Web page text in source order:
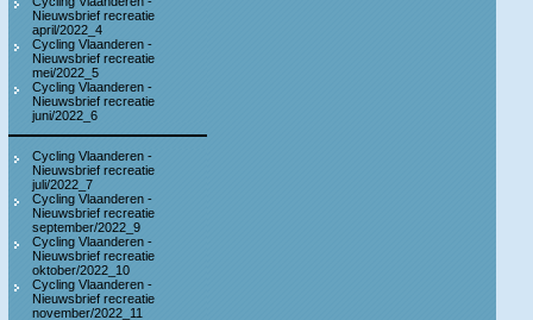
Nieuwsbrief recreatie
april/2022_4
Cycling Vlaanderen -
Nieuwsbrief recreatie
mei/2022_5
Cycling Vlaanderen -
Nieuwsbrief recreatie
juni/2022_6
Cycling Vlaanderen -
Nieuwsbrief recreatie
juli/2022_7
Cycling Vlaanderen -
Nieuwsbrief recreatie
september/2022_9
Cycling Vlaanderen -
Nieuwsbrief recreatie
oktober/2022_10
Cycling Vlaanderen -
Nieuwsbrief recreatie
november/2022_11